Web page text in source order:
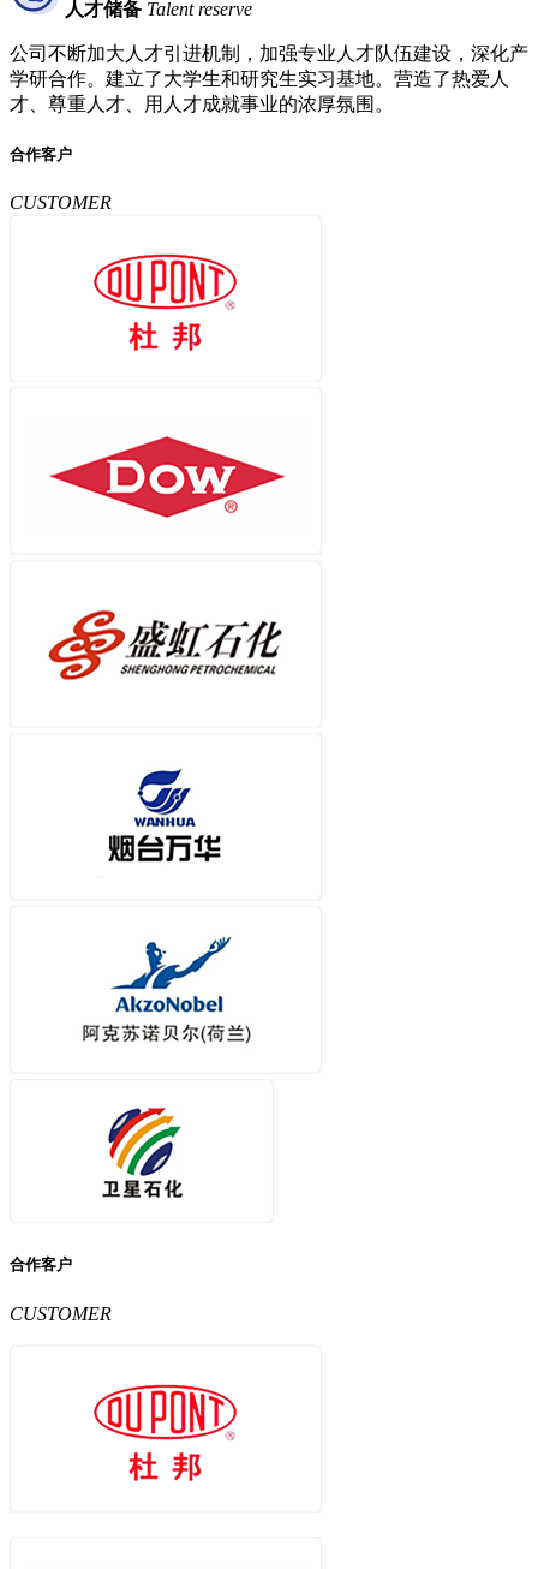
人才储备 Talent reserve
公司不断加大人才引进机制，加强专业人才队伍建设，深化产
学研合作。建立了大学生和研究生实习基地。营造了热爱人
才、尊重人才、用人才成就事业的浓厚氛围。
合作客户
CUSTOMER
合作客户
CUSTOMER